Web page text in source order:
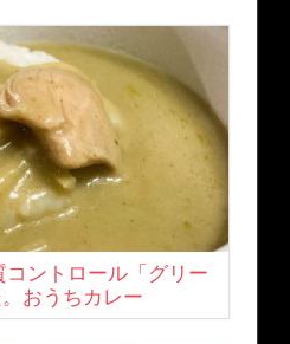
コントロール「グリー
おうちカレー